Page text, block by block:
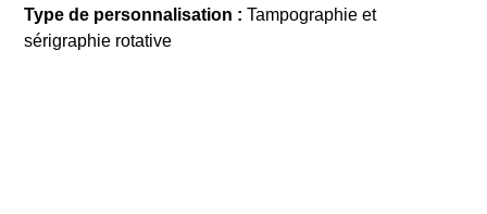
Type de personnalisation :Tampographie et
sérigraphie rotative